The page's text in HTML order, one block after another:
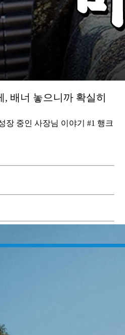
, 배너 놓으니까 확실히
장 중인 사장님 이야기 #1 행크